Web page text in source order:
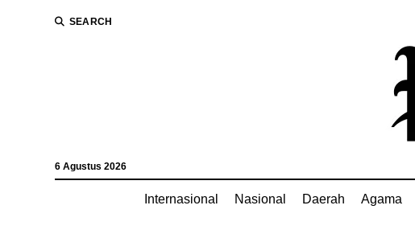
SEARCH
6 Agustus 2026
Internasional Nasional Daerah Agama